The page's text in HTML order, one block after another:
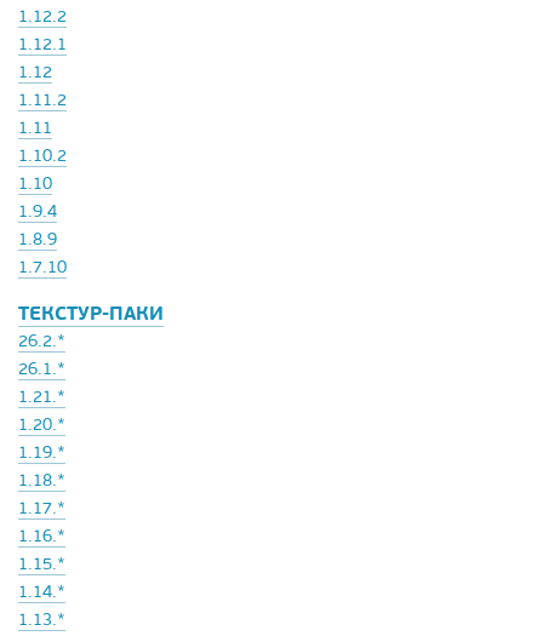
1.12.2
1.12.1
1.12
1.11.2
1.11
1.10.2
1.10
1.9.4
1.8.9
1.7.10
ТЕКСТУР-ПАКИ
26.2.*
26.1.*
1.21.*
1.20.*
1.19.*
1.18.*
1.17.*
1.16.*
1.15.*
1.14.*
1.13.*